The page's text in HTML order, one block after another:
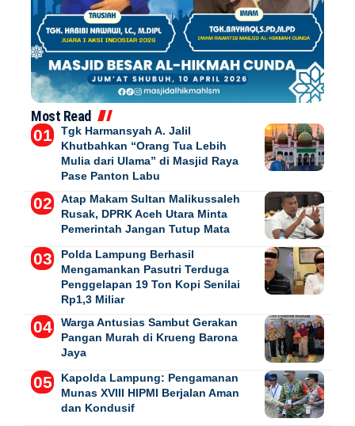
Most Read
Tgk Harmansyah A. Jalil
Khutbahkan “Orang Tua Lebih
Mulia dari Ulama” di Masjid Raya
Pase Panton Labu
Atap Makam Sultan Malikussaleh
Rusak, DPRK Aceh Utara Minta
Pemerintah Jangan Tutup Mata
Polda Lampung Berhasil
Mengamankan Pasutri Terduga
Penggelapan 19 Ton Kopi Senilai
Rp1,3 Miliar
Warga Antusias Sambut Gerakan
Pangan Murah di Krueng Barona
Jaya
Kapolda Lampung: Pengamanan
Munas XVIII HIPMI Berjalan Aman
dan Kondusif